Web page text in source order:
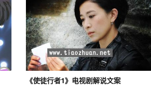
《使徒行者1》电视剧解说文案